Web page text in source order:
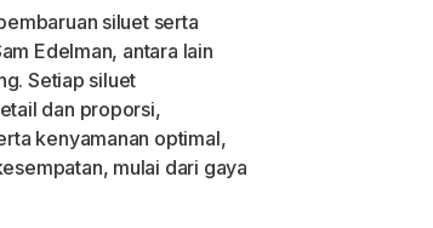
siluet serta
Edelman, antara lain
Setiap siluet
dan proporsi,
kenyamanan optimal,
mulai dari gaya